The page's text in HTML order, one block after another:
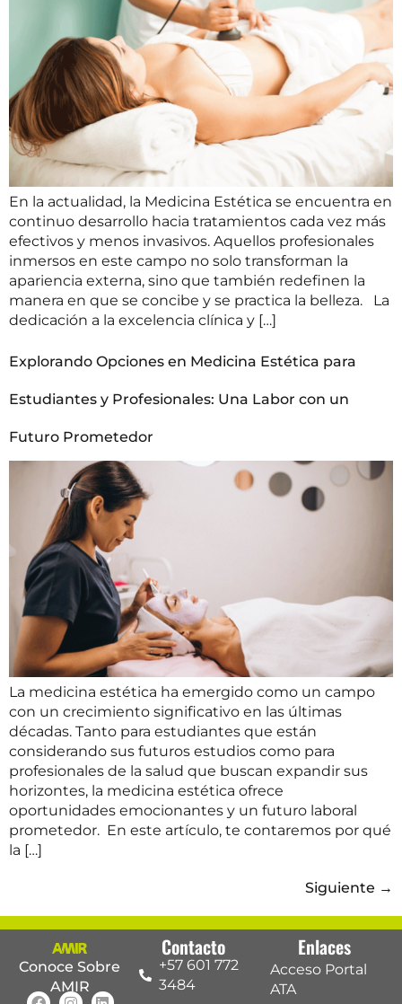
En la actualidad, la Medicina Estética se encuentra en
continuo desarrollo hacia tratamientos cada vez más
efectivos y menos invasivos. Aquellos profesionales
inmersos en este campo no solo transforman la
apariencia externa, sino que también redefinen la
manera en que se concibe y se practica la belleza. La
dedicación a la excelencia clínica y […]
Explorando Opciones en Medicina Estética para
Estudiantes y Profesionales: Una Labor con un
Futuro Prometedor
La medicina estética ha emergido como un campo
con un crecimiento significativo en las últimas
décadas. Tanto para estudiantes que están
considerando sus futuros estudios como para
profesionales de la salud que buscan expandir sus
horizontes, la medicina estética ofrece
oportunidades emocionantes y un futuro laboral
prometedor. En este artículo, te contaremos por qué
la […]
Siguiente →
Conoce Sobre
AMIR
Contacto
+57 601 772
3484
Enlaces
Acceso Portal
ATA